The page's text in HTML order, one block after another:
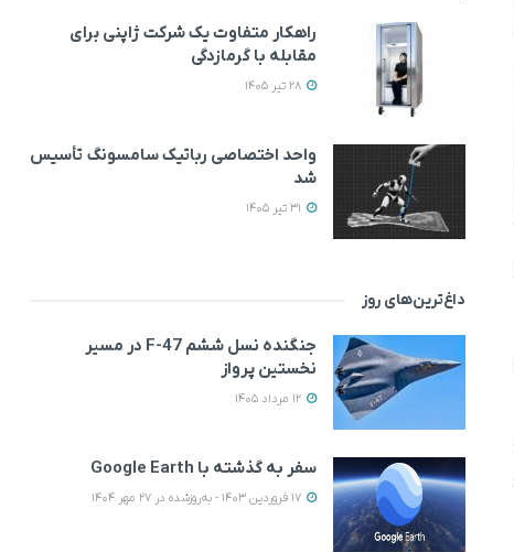
راهکار متفاوت یک شرکت ژاپنی برای
مقابله با گرمازدگی
واحد اختصاصی رباتیک سامسونگ تأسیس
شد
داغ‌ترین‌های روز
جنگنده نسل ششم F-47 در مسیر
نخستین پرواز
سفر به گذشته با Google Earth